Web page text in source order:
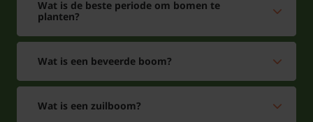
Wat is de beste periode om bomen te
planten?
Wat is een beveerde boom?
Wat is een zuilboom?